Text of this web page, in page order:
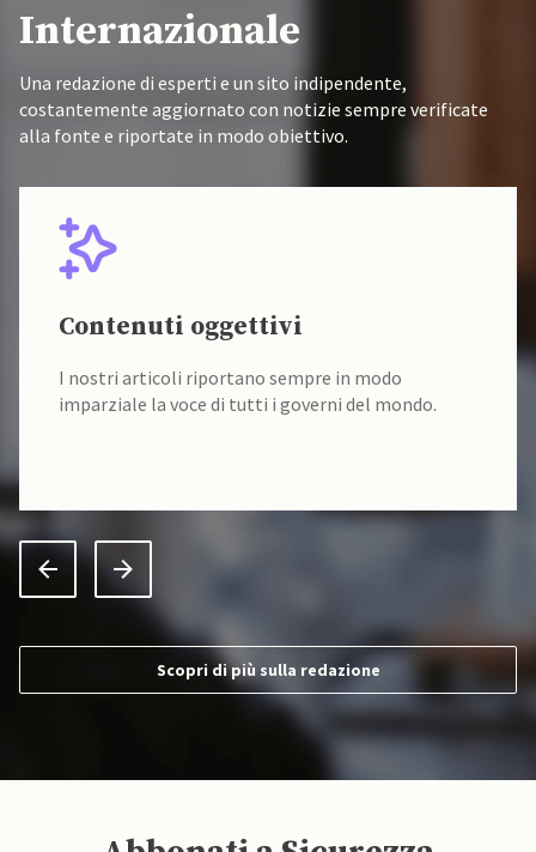
Internazionale
Una redazione di esperti e un sito indipendente,
costantemente aggiornato con notizie sempre verificate
alla fonte e riportate in modo obiettivo.
Contenuti oggettivi
I nostri articoli riportano sempre in modo
imparziale la voce di tutti i governi del mondo.
Scopri di più sulla redazione